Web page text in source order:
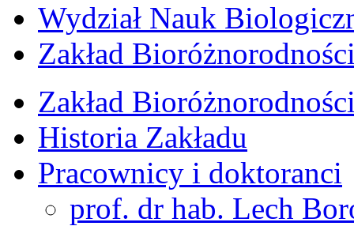
Wydział Nauk
Zakład
Zakład
Historia Zakładu
Pracownicy i doktoranci
prof. dr hab. Lech